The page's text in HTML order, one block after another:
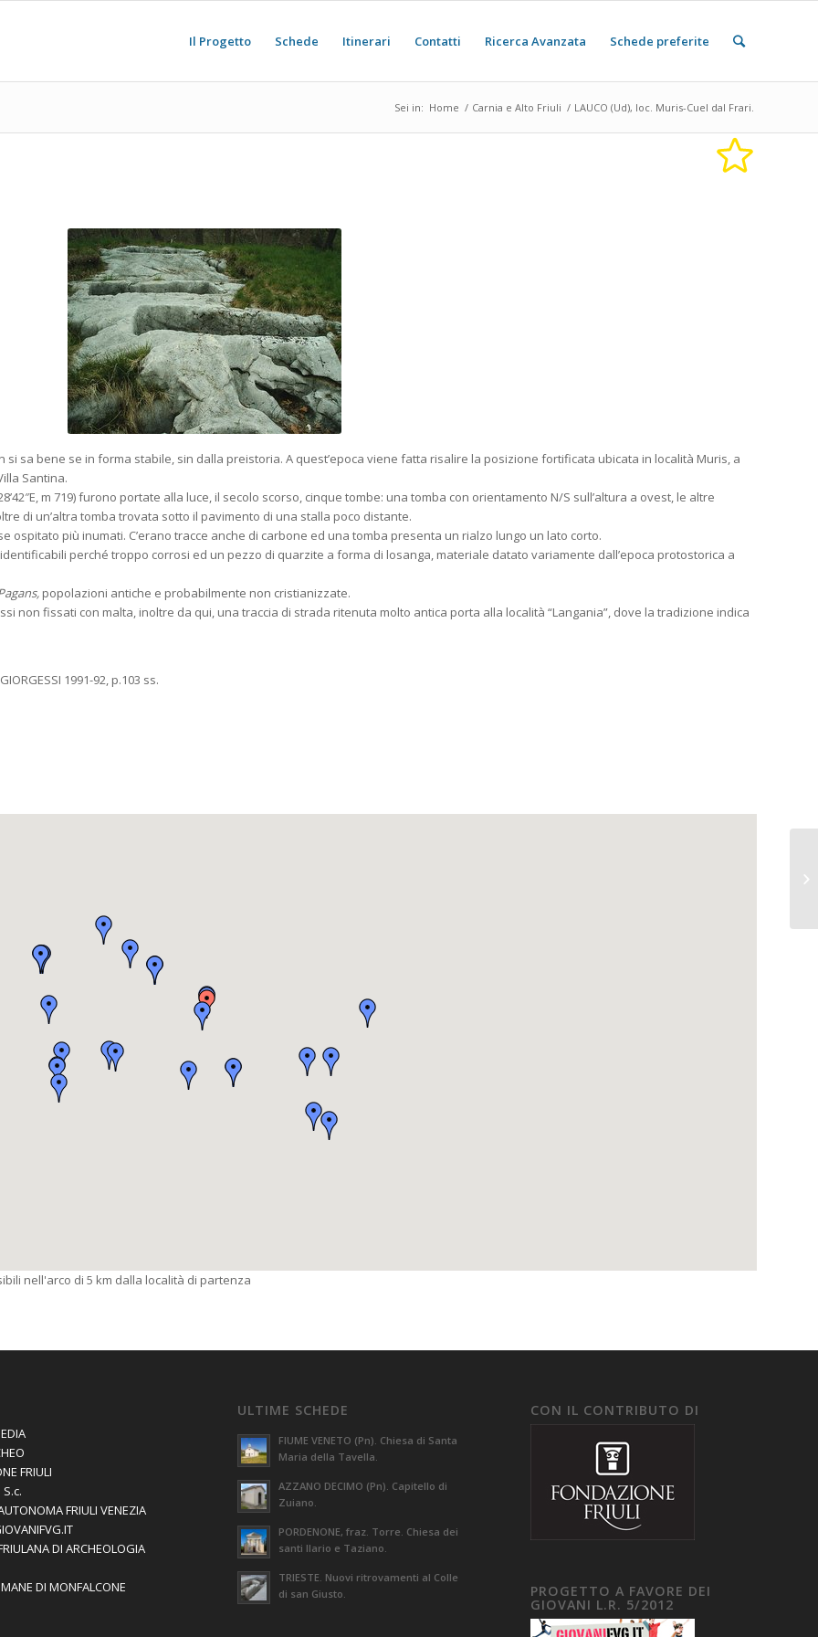
Il Progetto Schede Itinerari Contatti Ricerca Avanzata Schede preferite
Sei in: Home / Carnia e Alto Friuli / LAUCO (Ud), loc. Muris-Cuel dal Frari.
si sa bene se in forma stabile, sin dalla preistoria. A quest’epoca viene fatta risalire la posizione fortificata ubicata in località Muris, a
Santina.
m 719) furono portate alla luce, il secolo scorso, cinque tombe: una tomba con orientamento N/S sull’altura a ovest, le altre
di un’altra tomba trovata sotto il pavimento di una stalla poco distante.
ospitato più inumati. C’erano tracce anche di carbone ed una tomba presenta un rialzo lungo un lato corto.
perché troppo corrosi ed un pezzo di quarzite a forma di losanga, materiale datato variamente dall’epoca protostorica a
popolazioni antiche e probabilmente non cristianizzate.
non fissati con malta, inoltre da qui, una traccia di strada ritenuta molto antica porta alla località “Langania”, dove la tradizione indica
1991-92, p.103 ss.
nell'arco di 5 km dalla località di partenza
FRIULI
S.c.
FRIULI VENEZIA
DI ARCHEOLOGIA
DI MONFALCONE
ULTIME SCHEDE
FIUME VENETO (Pn). Chiesa di Santa
Maria della Tavella.
AZZANO DECIMO (Pn). Capitello di
Zuiano.
PORDENONE, fraz. Torre. Chiesa dei
santi Ilario e Taziano.
TRIESTE. Nuovi ritrovamenti al Colle
di san Giusto.
CON IL CONTRIBUTO DI
PROGETTO A FAVORE DEI
GIOVANI L.R. 5/2012